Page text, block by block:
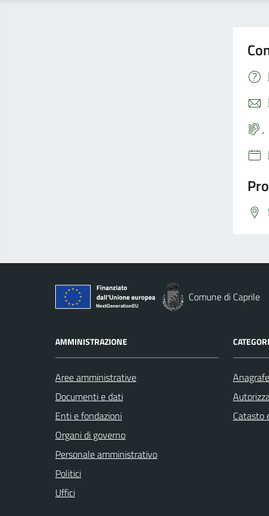
Comune di Caprile
AMMINISTRAZIONE
Aree amministrative
Documenti e dati
Enti e fondazioni
Organi di governo
Personale amministrativo
Politici
Uffici
Catasto